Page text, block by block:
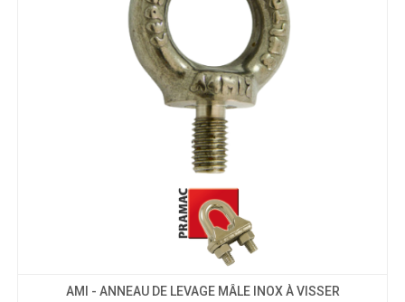
AMI - ANNEAU DE LEVAGE MÂLE INOX À VISSER